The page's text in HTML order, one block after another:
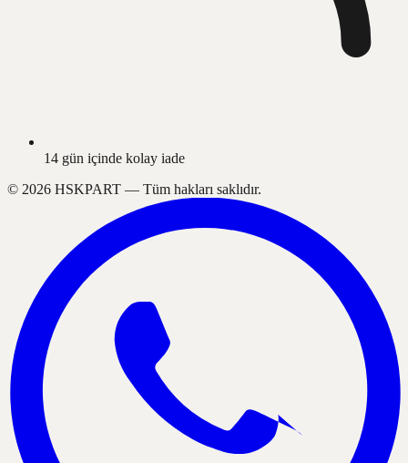
14 gün içinde kolay iade
© 2026 HSKPART — Tüm hakları saklıdır.